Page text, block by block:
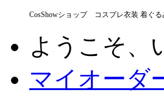
CosShowショップ コスプレ衣装 着ぐ
ようこそ
マイオーダ